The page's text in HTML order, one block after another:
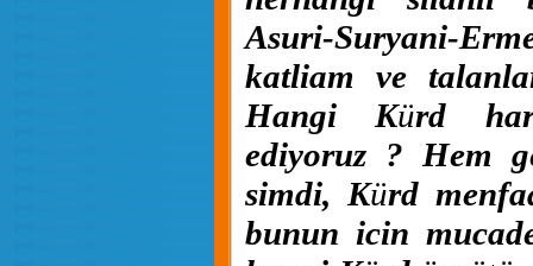
Asuri-Suryani-
katliam ve
Hangi Kürd
ediyoruz ? Hem
simdi, Kürd
bunun icin